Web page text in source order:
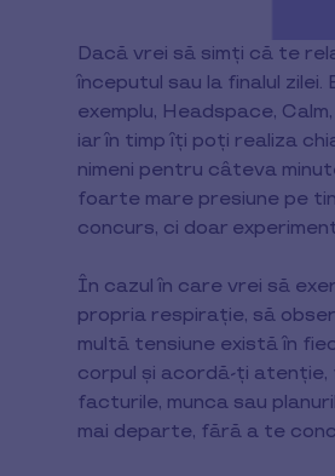
Dacă vrei să simți că te
începutul sau la finalul
exemplu, Headspace,
iar în timp îți poți realiza
nimeni pentru câteva
foarte mare presiune pe
concurs, ci doar
În cazul în care vrei să
propria respirație, să
multă tensiune există în
corpul și acordă-ți atenție,
facturile, munca sau
mai departe, fără a te